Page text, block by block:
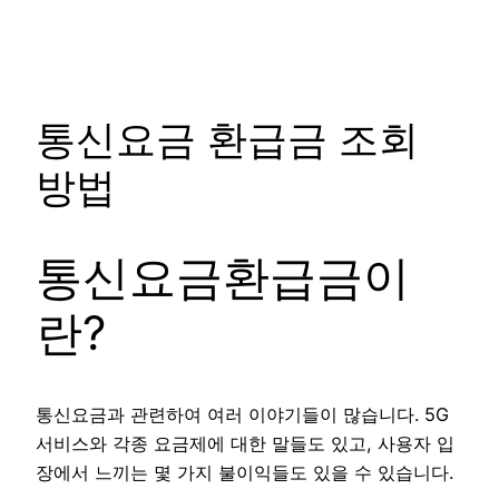
통신요금 환급금 조회
방법
통신요금환급금이
란?
통신요금과 관련하여 여러 이야기들이 많습니다. 5G
서비스와 각종 요금제에 대한 말들도 있고, 사용자 입
장에서 느끼는 몇 가지 불이익들도 있을 수 있습니다.